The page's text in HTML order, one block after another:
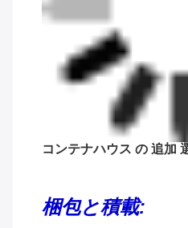
コンテナハウス の 追加
梱包と積載: